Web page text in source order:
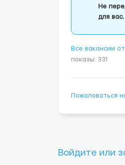
Не
для вас.
Все вакансии
показы: 331
Пожаловаться
Войдите или